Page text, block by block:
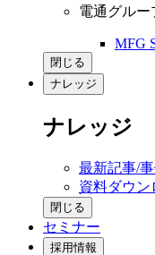
電通グルー
MFG
閉じる
ナレッジ
ナレッジ
最新記事/
資料ダウン
閉じる
セミナー
採用情報